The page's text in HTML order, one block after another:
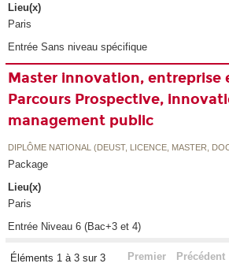
Lieu(x)
Paris
Entrée Sans niveau spécifique
Master innovation, entreprise
Parcours Prospective,
management public
DIPLÔME NATIONAL (DEUST, LICENCE, MASTER,
Package
Lieu(x)
Paris
Entrée Niveau 6 (Bac+3 et 4)
Éléments 1 à 3 sur 3 Premier Précédent